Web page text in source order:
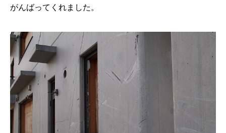
がんばってくれました。